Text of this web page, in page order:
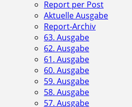
Report per Post
Aktuelle Ausgabe
Report-Archiv
63. Ausgabe
62. Ausgabe
61. Ausgabe
60. Ausgabe
59. Ausgabe
58. Ausgabe
57. Ausgabe